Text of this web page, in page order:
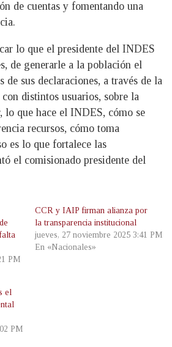
de cuentas y fomentando una
lo que el presidente del INDES
de generarle a la población el
de sus declaraciones, a través de la
distintos usuarios, sobre la
lo que hace el INDES, cómo se
recursos, cómo toma
es lo que fortalece las
el comisionado presidente del
PM
CCR y IAIP firman alianza por
la transparencia institucional
jueves, 27 noviembre 2025 3:41 PM
En «Nacionales»
el
PM